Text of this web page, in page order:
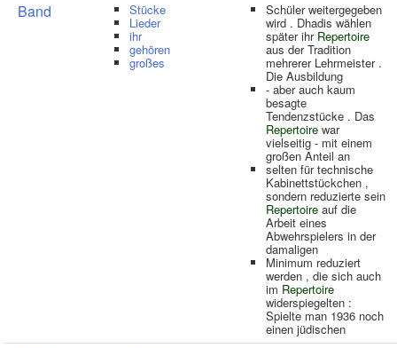
Band Stücke
Lieder
ihr
gehören
großes
Schüler weitergegeben
wird . Dhadis wählen
später ihr Repertoire
aus der Tradition
mehrerer Lehrmeister .
Die Ausbildung
- aber auch kaum
besagte
Tendenzstücke . Das
Repertoire war
vielseitig - mit einem
großen Anteil an
selten für technische
Kabinettstückchen ,
sondern reduzierte sein
Repertoire auf die
Arbeit eines
Abwehrspielers in der
damaligen
Minimum reduziert
werden , die sich auch
im Repertoire
widerspiegelten :
Spielte man 1936 noch
einen jüdischen